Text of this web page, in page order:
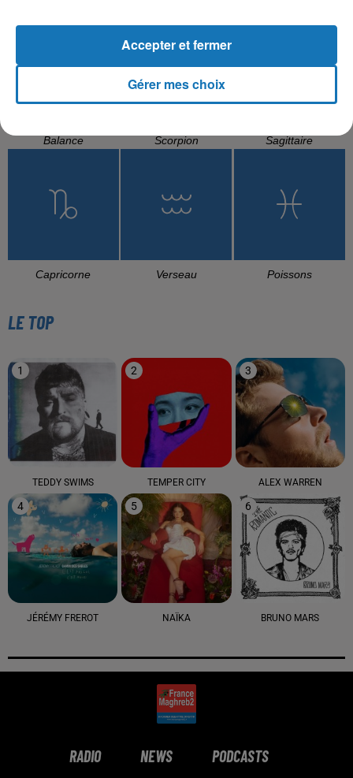
Balance Scorpion Sagittaire
Capricorne Verseau Poissons
LE TOP
1
TEDDY SWIMS
2
TEMPER CITY
3
ALEX WARREN
4
JÉRÉMY FREROT
5
NAÏKA
6
BRUNO MARS
RADIO NEWS PODCASTS
Gérer mes choix
Accepter et fermer